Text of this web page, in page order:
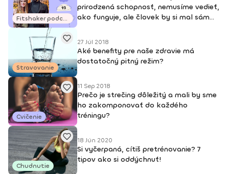
Fitshaker podcasty
prirodzená schopnosť, nemusíme vedieť,
ako funguje, ale človek by si mal sám
Stravovanie
27 Júl 2018
Aké benefity pre naše zdravie má
dostatočný pitný režim?
Cvičenie
11 Sep 2018
Prečo je strečing dôležitý a mali by sme
ho zakomponovať do každého
tréningu?
Chudnutie
18 Jún 2020
Si vyčerpaná, cítiš pretrénovanie? 7
tipov ako si oddýchnuť!